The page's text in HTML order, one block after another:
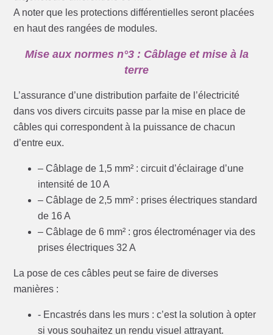
A noter que les protections différentielles seront placées
en haut des rangées de modules.
Mise aux normes n°3 : Câblage et mise à la
terre
L’assurance d’une distribution parfaite de l’électricité
dans vos divers circuits passe par la mise en place de
câbles qui correspondent à la puissance de chacun
d’entre eux.
– Câblage de 1,5 mm² : circuit d’éclairage d’une
intensité de 10 A
– Câblage de 2,5 mm² : prises électriques standard
de 16 A
– Câblage de 6 mm² : gros électroménager via des
prises électriques 32 A
La pose de ces câbles peut se faire de diverses
manières :
- Encastrés dans les murs : c’est la solution à opter
si vous souhaitez un rendu visuel attrayant.